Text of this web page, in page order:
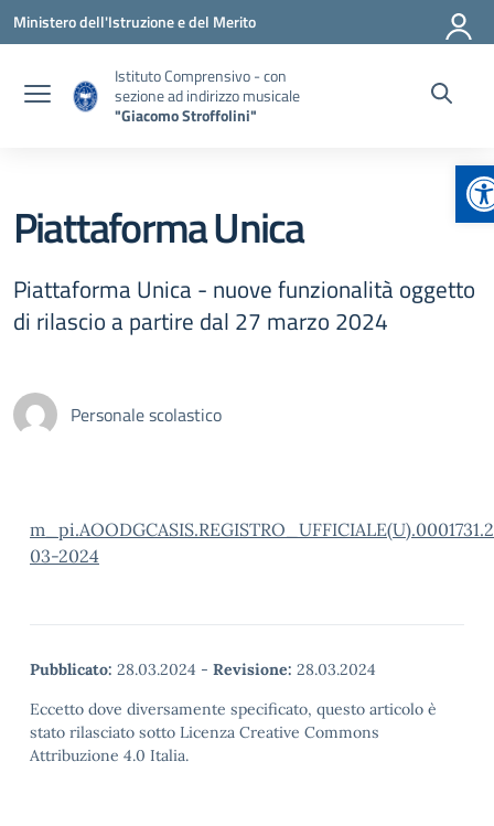
Vai ai contenuti
Vai al menu di navigazione
Vai al footer
Ministero dell'Istruzione e del Merito
Istituto Comprensivo - con
sezione ad indirizzo musicale
"Giacomo Stroffolini"
Piattaforma Unica
Piattaforma Unica - nuove funzionalità oggetto
di rilascio a partire dal 27 marzo 2024
Personale scolastico
03-2024
Pubblicato: 28.03.2024 - Revisione: 28.03.2024
Eccetto dove diversamente specificato, questo articolo è
stato rilasciato sotto Licenza Creative Commons
Attribuzione 4.0 Italia.